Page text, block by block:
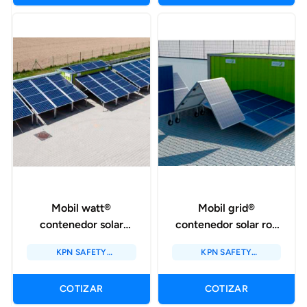
Mobil watt®
contenedor solar
KPN SAFETY
ENERGY SOLUTIONS
COTIZAR
Mobil grid®
contenedor solar roll
KPN SAFETY
ENERGY SOLUTIONS
COTIZAR